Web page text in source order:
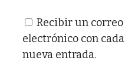
Recibir un correo
electrónico con cada
nueva entrada.